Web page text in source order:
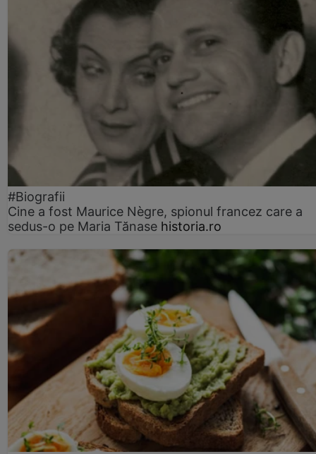
#Biografii
Cine a fost Maurice Nègre, spionul francez care a
sedus-o pe Maria Tănase historia.ro